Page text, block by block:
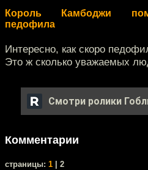
Король Камбоджи
педофила
Интересно, как скоро
Это ж сколько уважаемых
Смотри ролики
Комментарии
cтраницы: 1 | 2